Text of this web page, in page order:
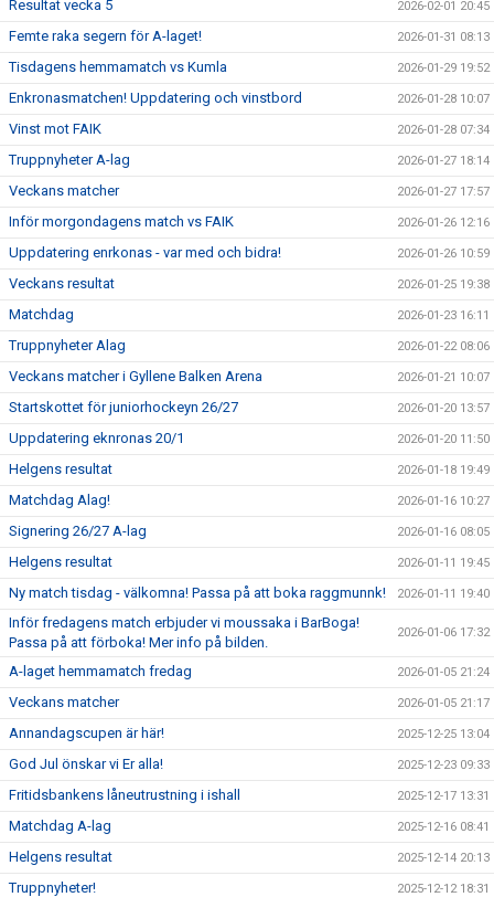
Resultat vecka 5 2026-02-01 20:45
Femte raka segern för A-laget! 2026-01-31 08:13
Tisdagens hemmamatch vs Kumla 2026-01-29 19:52
Enkronasmatchen! Uppdatering och vinstbord 2026-01-28 10:07
Vinst mot FAIK 2026-01-28 07:34
Truppnyheter A-lag 2026-01-27 18:14
Veckans matcher 2026-01-27 17:57
Inför morgondagens match vs FAIK 2026-01-26 12:16
Uppdatering enrkonas - var med och bidra! 2026-01-26 10:59
Veckans resultat 2026-01-25 19:38
Matchdag 2026-01-23 16:11
Truppnyheter Alag 2026-01-22 08:06
Veckans matcher i Gyllene Balken Arena 2026-01-21 10:07
Startskottet för juniorhockeyn 26/27 2026-01-20 13:57
Uppdatering eknronas 20/1 2026-01-20 11:50
Helgens resultat 2026-01-18 19:49
Matchdag Alag! 2026-01-16 10:27
Signering 26/27 A-lag 2026-01-16 08:05
Helgens resultat 2026-01-11 19:45
Ny match tisdag - välkomna! Passa på att boka raggmunnk! 2026-01-11 19:40
Inför fredagens match erbjuder vi moussaka i BarBoga!
Passa på att förboka! Mer info på bilden.
2026-01-06 17:32
A-laget hemmamatch fredag 2026-01-05 21:24
Veckans matcher 2026-01-05 21:17
Annandagscupen är här! 2025-12-25 13:04
God Jul önskar vi Er alla! 2025-12-23 09:33
Fritidsbankens låneutrustning i ishall 2025-12-17 13:31
Matchdag A-lag 2025-12-16 08:41
Helgens resultat 2025-12-14 20:13
Truppnyheter! 2025-12-12 18:31